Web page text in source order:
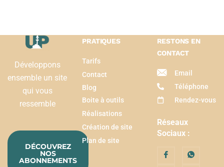
Développons
ensemble un site
qui vous
ressemble
DÉCOUVREZ
NOS
ABONNEMENTS
PRATIQUES
Tarifs
Contact
Blog
Boite à outils
Réalisations
Création de site
Plan de site
RESTONS EN
CONTACT
Email
Téléphone
Rendez-vous
Réseaux
Sociaux :